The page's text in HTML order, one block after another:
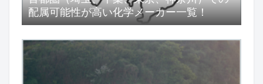
配属可能性が高い化学メーカー一覧！